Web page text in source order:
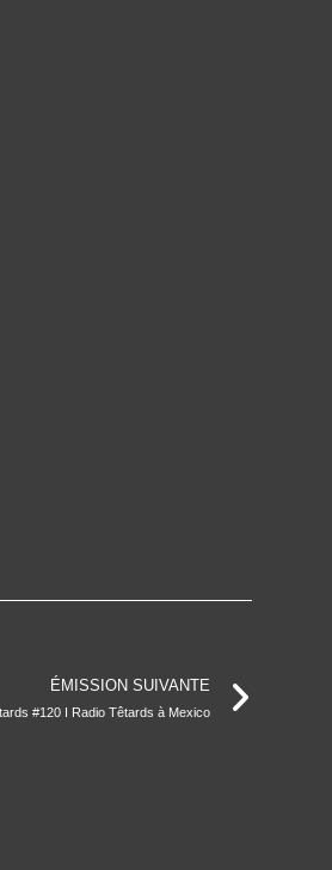
ÉMISSION SUIVANTE
#120 I Radio Têtards à Mexico